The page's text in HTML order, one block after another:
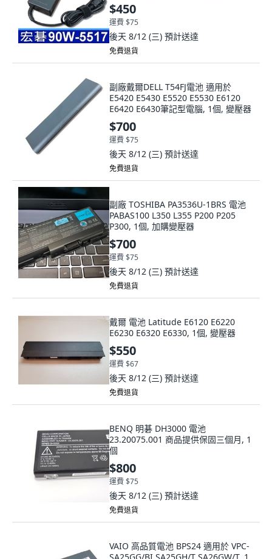
$450
運費 $75
後天 8/12 (三) 預計送達
免費退貨
副廠戴爾DELL T54FJ電池 適用於
E5420 E5430 E5520 E5530 E6120
E6420 E6430筆記型電腦, 1個, 變壓器
$700
運費 $75
後天 8/12 (三) 預計送達
免費退貨
副廠 TOSHIBA PA3536U-1BRS 電池
PABAS100 L350 L355 P200 P205
P300, 1個, 加購變壓器
$700
運費 $75
後天 8/12 (三) 預計送達
免費退貨
戴爾 電池 Latitude E6120 E6220
E6230 E6320 E6330, 1個, 變壓器
$550
運費 $67
後天 8/12 (三) 預計送達
免費退貨
BENQ 明碁 DH3000 電池
23.20075.001 商品提供保固三個月, 1
個
$800
運費 $75
後天 8/12 (三) 預計送達
免費退貨
VAIO 高品質電池 BPS24 適用於 VPC-